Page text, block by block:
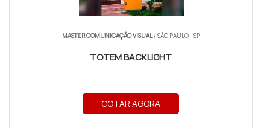
MASTER COMUNICAÇÃO VISUAL/ SÃO PAULO - SP
TOTEM BACKLIGHT
COTAR AGORA